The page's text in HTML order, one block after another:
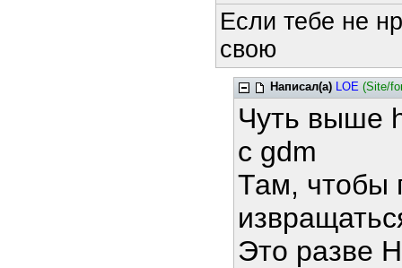
Если тебе не
свою
Написал(а) LOE (Site/
Чуть выше
с gdm
Там, чтобы
Это разве